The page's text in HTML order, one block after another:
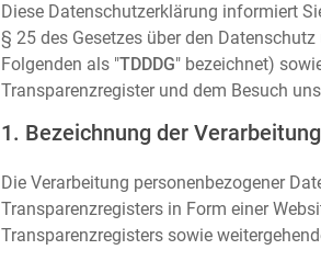
Diese Datenschutzerklärung informiert
§ 25 des Gesetzes über den
Folgenden als "TDDDG" bezeichnet)
Transparenzregister und dem Besuch
1. Bezeichnung der
Die Verarbeitung personenbezogener
Transparenzregisters in Form einer
Transparenzregisters sowie